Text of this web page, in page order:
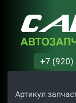
+7 (920)
Артикул